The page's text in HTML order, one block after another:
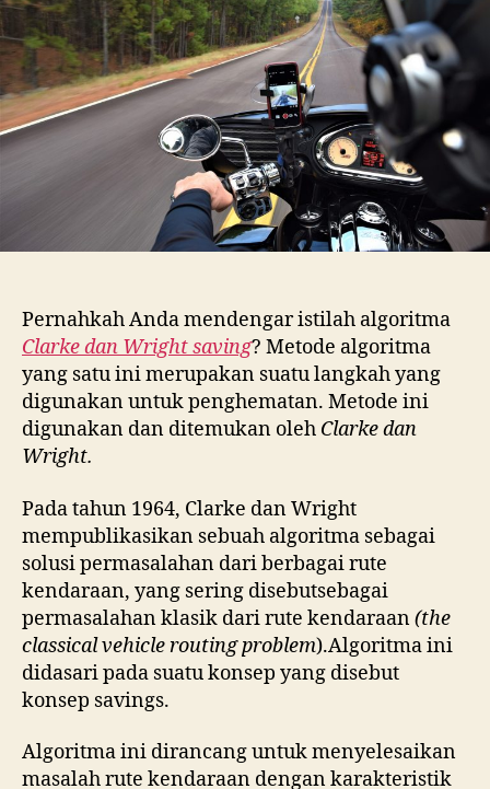
Wright
Savings
Pernahkah Anda mendengar istilah algoritma
Clarke dan Wright saving? Metode algoritma
yang satu ini merupakan suatu langkah yang
digunakan untuk penghematan. Metode ini
digunakan dan ditemukan oleh Clarke dan
Wright.
Pada tahun 1964, Clarke dan Wright
mempublikasikan sebuah algoritma sebagai
solusi permasalahan dari berbagai rute
kendaraan, yang sering disebutsebagai
permasalahan klasik dari rute kendaraan(the
classical vehicle routing problem).Algoritma ini
didasari pada suatu konsep yang disebut
konsep savings.
Algoritma ini dirancang untuk menyelesaikan
masalah rute kendaraan dengan karakteristik